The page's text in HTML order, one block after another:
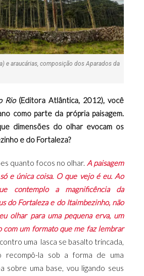
e araucárias, composição dos Aparados da
Rio(Editora Atlântica, 2012), você
como parte da própria paisagem.
dimensões do olhar evocam os
e do Fortaleza?
quanto focos no olhar. A paisagem
e única coisa. O que vejo é eu. Ao
contemplo a magnificência da
do Fortaleza e do Itaimbezinho, não
olhar para uma pequena erva, um
com um formato que me faz lembrar
uma lasca se basalto trincada,
recompô-la sob a forma de uma
sobre uma base, vou ligando seus